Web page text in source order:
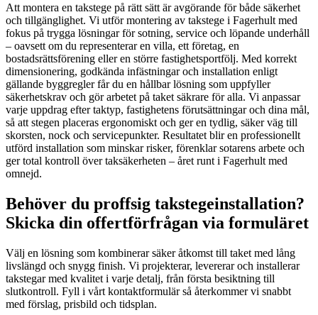
Att montera en takstege på rätt sätt är avgörande för både säkerhet
och tillgänglighet. Vi utför montering av takstege i Fagerhult med
fokus på trygga lösningar för sotning, service och löpande underhåll
– oavsett om du representerar en villa, ett företag, en
bostadsrättsförening eller en större fastighetsportfölj. Med korrekt
dimensionering, godkända infästningar och installation enligt
gällande byggregler får du en hållbar lösning som uppfyller
säkerhetskrav och gör arbetet på taket säkrare för alla. Vi anpassar
varje uppdrag efter taktyp, fastighetens förutsättningar och dina mål,
så att stegen placeras ergonomiskt och ger en tydlig, säker väg till
skorsten, nock och servicepunkter. Resultatet blir en professionellt
utförd installation som minskar risker, förenklar sotarens arbete och
ger total kontroll över taksäkerheten – året runt i Fagerhult med
omnejd.
Behöver du proffsig takstegeinstallation?
Skicka din offertförfrågan via formuläret
Välj en lösning som kombinerar säker åtkomst till taket med lång
livslängd och snygg finish. Vi projekterar, levererar och installerar
takstegar med kvalitet i varje detalj, från första besiktning till
slutkontroll. Fyll i vårt kontaktformulär så återkommer vi snabbt
med förslag, prisbild och tidsplan.